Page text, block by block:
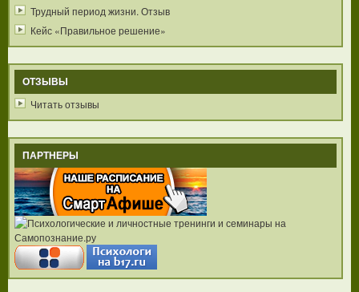
Трудный период жизни. Отзыв
Кейс «Правильное решение»
ОТЗЫВЫ
Читать отзывы
ПАРТНЕРЫ